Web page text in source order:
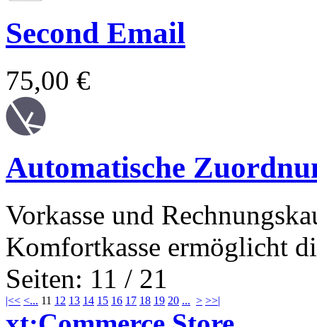
Second Email
75,00 €
Automatische
Vorkasse und
Komfortkasse ermöglicht
Seiten: 11 / 21
|<< <... 11 12 13 14 15 16 17 18 19 20 ... > >>|